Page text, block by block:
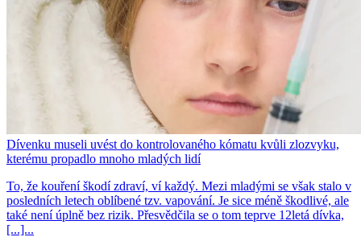
Dívenku museli uvést do kontrolovaného kómatu kvůli zlozvyku,
kterému propadlo mnoho mladých lidí
To, že kouření škodí zdraví, ví každý. Mezi mladými se však stalo v
posledních letech oblíbené tzv. vapování. Je sice méně škodlivé, ale
také není úplně bez rizik. Přesvědčila se o tom teprve 12letá dívka,
[...]...